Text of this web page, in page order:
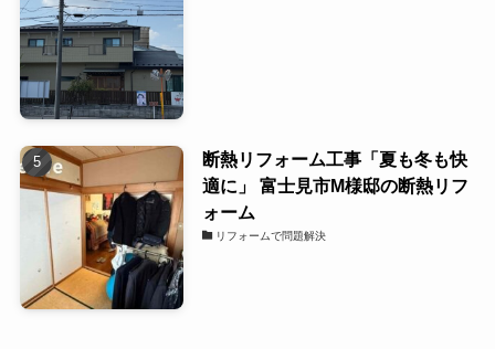
断熱リフォーム工事「夏も冬も快
適に」 富士見市M様邸の断熱リフ
ォーム
リフォームで問題解決